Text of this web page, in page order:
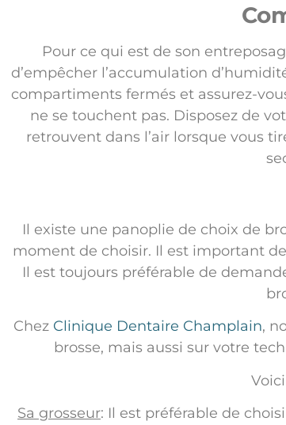
Pour ce qui est de son
d’empêcher l’accumulation
compartiments fermés et assurez-
ne se touchent pas. Disposez de
retrouvent dans l’air lorsque vous
Il existe une panoplie de choix de
moment de choisir. Il est important
Il est toujours préférable de
Chez Clinique Dentaire Champlain,
brosse, mais aussi sur votre
Sa grosseur: Il est préférable de